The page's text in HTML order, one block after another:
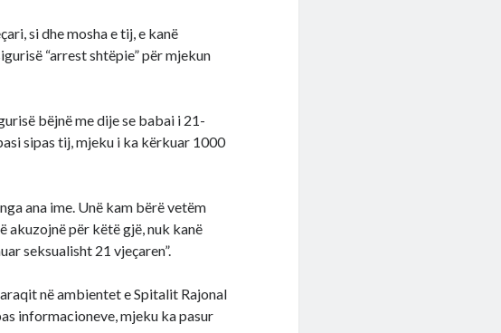
si dhe mosha e tij, e kanë
“arrest shtëpie” për mjekun
bëjnë me dije se babai i 21-
sipas tij, mjeku i ka kërkuar 1000
ana ime. Unë kam bërë vetëm
akuzojnë për këtë gjë, nuk kanë
seksualisht 21 vjeçaren”.
në ambientet e Spitalit Rajonal
informacioneve, mjeku ka pasur